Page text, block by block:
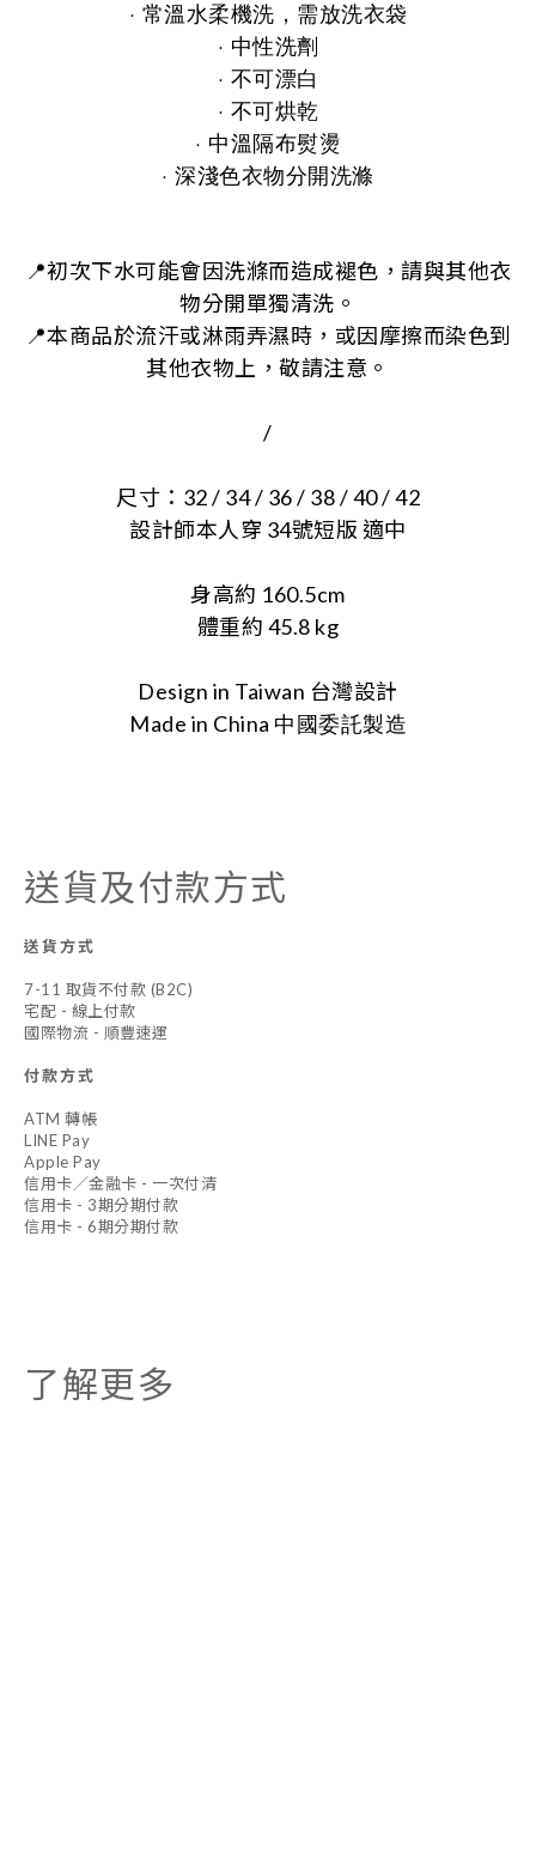
· 常溫水柔機洗，需放洗衣袋
· 中性洗劑
· 不可漂白
· 不可烘乾
· 中溫隔布熨燙
· 深淺色衣物分開洗滌
📍初次下水可能會因洗滌而造成褪色，請與其他衣
物分開單獨清洗。
📍本商品於流汗或淋雨弄濕時，或因摩擦而染色到
其他衣物上，敬請注意。
/
尺寸：32 / 34 / 36 / 38 / 40 / 42
設計師本人穿 34號短版 適中
身高約 160.5cm
體重約 45.8 kg
Design in Taiwan 台灣設計
Made in China 中國委託製造
送貨及付款方式
送貨方式
7-11 取貨不付款 (B2C)
宅配 - 線上付款
國際物流 - 順豐速運
付款方式
ATM 轉帳
LINE Pay
Apple Pay
信用卡／金融卡 - 一次付清
信用卡 - 3期分期付款
信用卡 - 6期分期付款
了解更多